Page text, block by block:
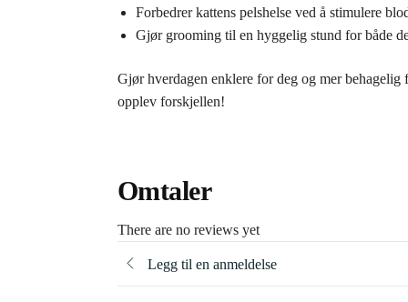
Forbedrer kattens pelshelse ved å stimulere
Gjør grooming til en hyggelig stund for både
Gjør hverdagen enklere for deg og mer
opplev forskjellen!
Omtaler
There are no reviews yet
Legg til en anmeldelse